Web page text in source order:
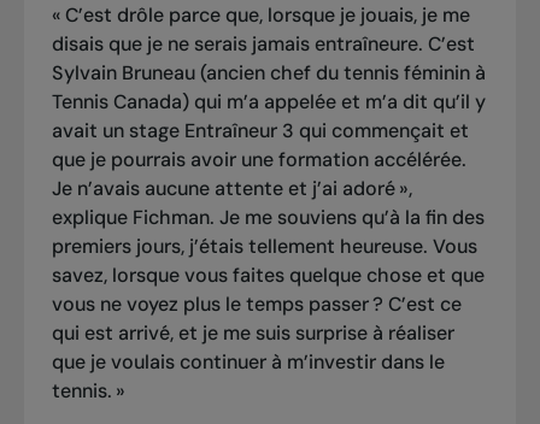
« C’est drôle parce que, lorsque je jouais, je me
disais que je ne serais jamais entraîneure. C’est
Sylvain Bruneau (ancien chef du tennis féminin à
Tennis Canada) qui m’a appelée et m’a dit qu’il y
avait un stage Entraîneur 3 qui commençait et
que je pourrais avoir une formation accélérée.
Je n’avais aucune attente et j’ai adoré »,
explique Fichman. Je me souviens qu’à la fin des
premiers jours, j’étais tellement heureuse. Vous
savez, lorsque vous faites quelque chose et que
vous ne voyez plus le temps passer ? C’est ce
qui est arrivé, et je me suis surprise à réaliser
que je voulais continuer à m’investir dans le
tennis. »